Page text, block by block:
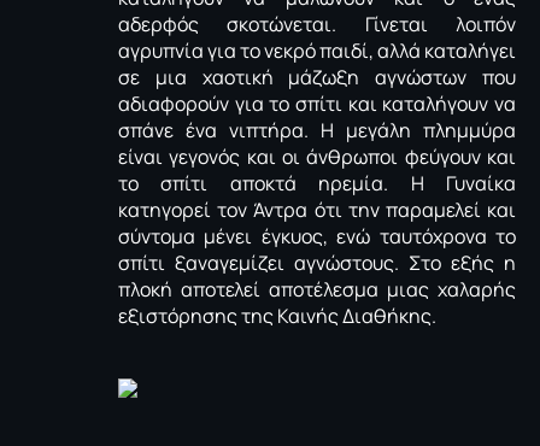
αδερφός σκοτώνεται. Γίνεται λοιπόν
αγρυπνία για το νεκρό παιδί, αλλά καταλήγει
σε μια χαοτική μάζωξη αγνώστων που
αδιαφορούν για το σπίτι και καταλήγουν να
σπάνε ένα νιπτήρα. Η μεγάλη πλημμύρα
είναι γεγονός και οι άνθρωποι φεύγουν και
το σπίτι αποκτά ηρεμία. Η Γυναίκα
κατηγορεί τον Άντρα ότι την παραμελεί και
σύντομα μένει έγκυος, ενώ ταυτόχρονα το
σπίτι ξαναγεμίζει αγνώστους. Στο εξής η
πλοκή αποτελεί αποτέλεσμα μιας χαλαρής
εξιστόρησης της Καινής Διαθήκης.